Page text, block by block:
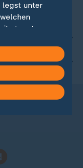
legst unter
und
die Zukunft
oder ändern.
in unserer